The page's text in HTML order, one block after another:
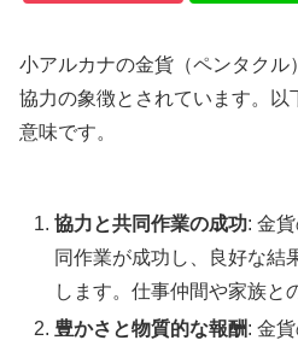
小アルカナの金貨（ペンタク
協力の象徴とされています。以
意味です。
協力と共同作業の成功: 金
同作業が成功し、良好な結
します。仕事仲間や家族と
豊かさと物質的な報酬: 金